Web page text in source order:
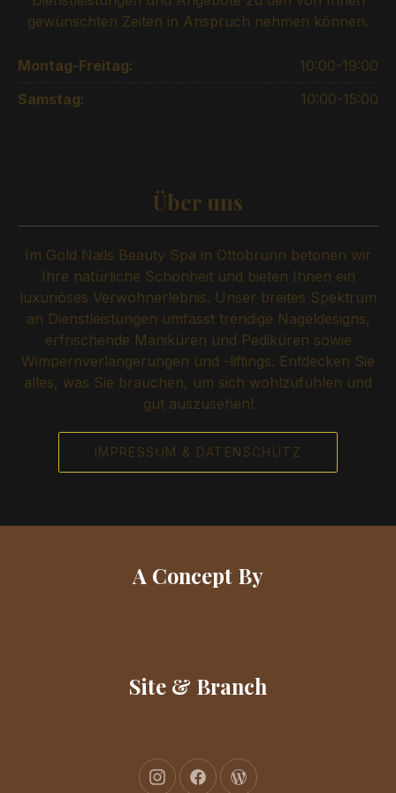
gewünschten Zeiten in Anspruch nehmen können.
Montag-Freitag:
10:00-19:00
Samstag:
10:00-15:00
Über uns
Im Gold Nails Beauty Spa in Ottobrunn betonen wir
Ihre natürliche Schönheit und bieten Ihnen ein
luxuriöses Verwöhnerlebnis. Unser breites Spektrum
an Dienstleistungen umfasst trendige Nageldesigns,
erfrischende Maniküren und Pediküren sowie
Wimpernverlängerungen und -liftings. Entdecken Sie
alles, was Sie brauchen, um sich wohlzufühlen und
gut auszusehen!
IMPRESSUM & DATENSCHUTZ
A Concept By
Site & Branch
New Window
New WindowNew Window